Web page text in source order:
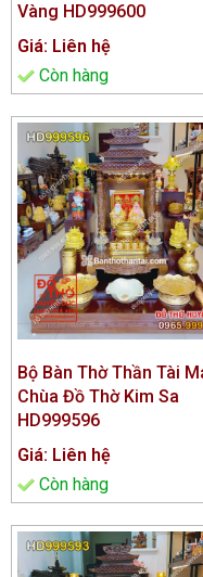
Vàng HD999600
Giá: Liên hệ
Còn hàng
Bộ Bàn Thờ Thần Tài
Chùa Đồ Thờ Kim Sa
HD999596
Giá: Liên hệ
Còn hàng